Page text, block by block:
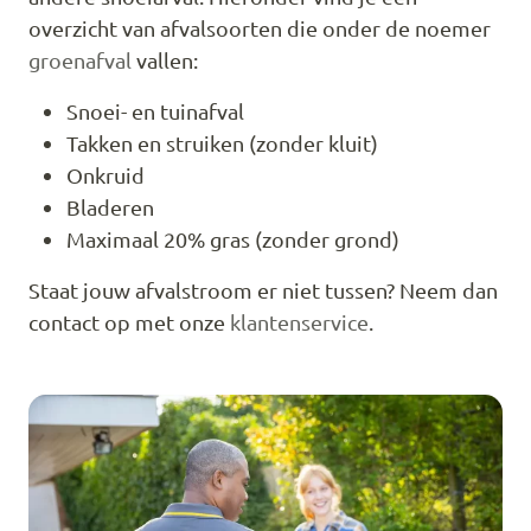
overzicht van afvalsoorten die onder de noemer
groenafval vallen:
Snoei- en tuinafval
Takken en struiken (zonder kluit)
Onkruid
Bladeren
Maximaal 20% gras (zonder grond)
Staat jouw afvalstroom er niet tussen? Neem dan
contact op met onze klantenservice